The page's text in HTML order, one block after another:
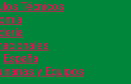
Técnicos
España
y Equipos